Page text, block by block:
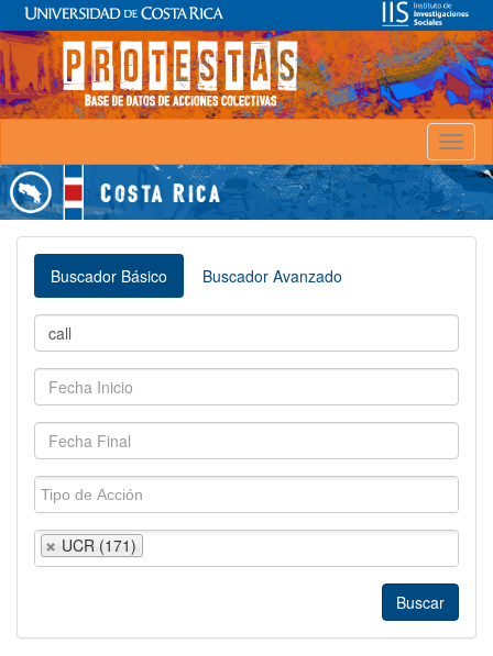
Buscador Básico Buscador Avanzado
UCR (171)